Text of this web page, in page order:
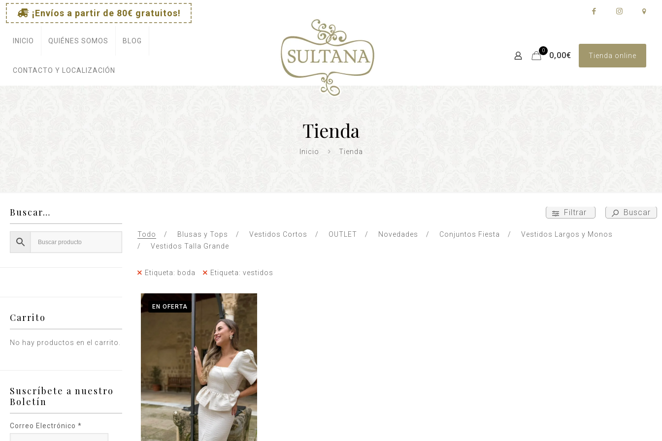
¡Envíos a partir de 80€ gratuitos!
INICIO QUIÉNES SOMOS BLOG
CONTACTO Y LOCALIZACIÓN
0
0,00€ Tienda online
Tienda
Inicio Tienda
Filtrar Buscar
Todo Blusas y Tops Vestidos Cortos OUTLET Novedades Conjuntos Fiesta
Vestidos Largos y Monos
Vestidos Talla Grande
Etiqueta: boda Etiqueta: vestidos
EN OFERTA
Buscar…
Carrito
No hay productos en el carrito.
Suscríbete a nuestro
Boletín
Correo Electrónico *